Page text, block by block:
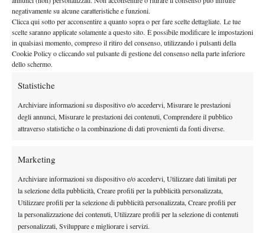
negativamente su alcune caratteristiche e funzioni.
Clicca qui sotto per acconsentire a quanto sopra o per fare scelte dettagliate. Le tue
scelte saranno applicate solamente a questo sito. È possibile modificare le impostazioni
in qualsiasi momento, compreso il ritiro del consenso, utilizzando i pulsanti della
Cookie Policy o cliccando sul pulsante di gestione del consenso nella parte inferiore
dello schermo.
Statistiche
Archiviare informazioni su dispositivo e/o accedervi, Misurare le prestazioni
degli annunci, Misurare le prestazioni dei contenuti, Comprendere il pubblico
attraverso statistiche o la combinazione di dati provenienti da fonti diverse.
Marketing
Archiviare informazioni su dispositivo e/o accedervi, Utilizzare dati limitati per
la selezione della pubblicità, Creare profili per la pubblicità personalizzata,
Utilizzare profili per la selezione di pubblicità personalizzata, Creare profili per
la personalizzazione dei contenuti, Utilizzare profili per la selezione di contenuti
personalizzati, Sviluppare e migliorare i servizi.
Ore 11:00 – Rublev vs Kecmanovic
A seguire – Etcheverry vsBellucci
A seguire – [Q] Basilashvili vs Shelton
A seguire – Medjedovic vs Fonseca
A seguire – Popyrin vs Mensik
A seguire – Cilic vs [LL] Landaluce
A seguire – Zheng vs Ostapenko
Court 1
Ore 11:00 – Moutet vs [Q] Llamas Ruiz
A seguire – Oliynykova vs Noskova
A seguire – [Q] Garin vs Davidovich Fokina
A seguire – Nakashima vs Bautista Agut